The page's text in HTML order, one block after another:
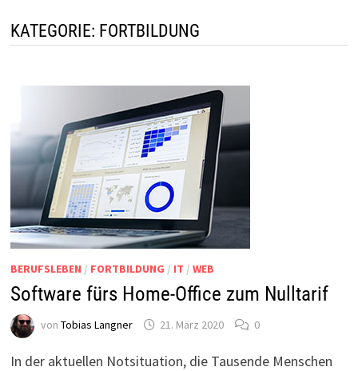
KATEGORIE: FORTBILDUNG
BERUFSLEBEN / FORTBILDUNG / IT / WEB
Software fürs Home-Office zum Nulltarif
von Tobias Langner 21. März 2020 0
In der aktuellen Notsituation, die Tausende Menschen